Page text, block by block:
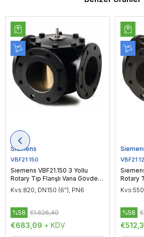
Siemens
VBF21.150
Siemens VBF21.150 3 Yollu
Rotary Tip Flanşlı Vana Gövdesi
DN150 (6"), PN6
Kvs:820, DN150 (6"), PN6
€683,09 + KDV
%58 €1.626,40
Rotary
DN125
%58